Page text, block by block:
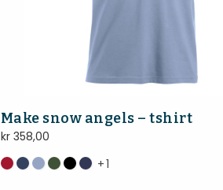
Make snow angels – tshirt
kr358,00
+1